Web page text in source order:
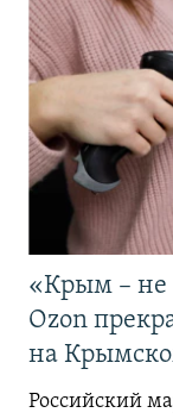
«Крым – не
Ozon
на
Российский